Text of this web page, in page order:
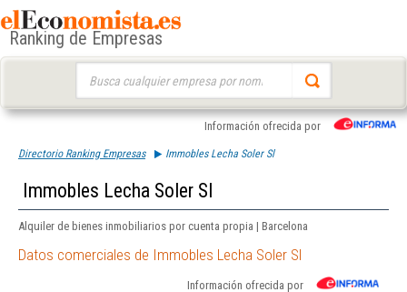
Ranking de Empresas
Información ofrecida por
Directorio Ranking Empresas Immobles Lecha Soler Sl
Immobles Lecha Soler Sl
Alquiler de bienes inmobiliarios por cuenta propia | Barcelona
Datos comerciales de Immobles Lecha Soler Sl
Información ofrecida por